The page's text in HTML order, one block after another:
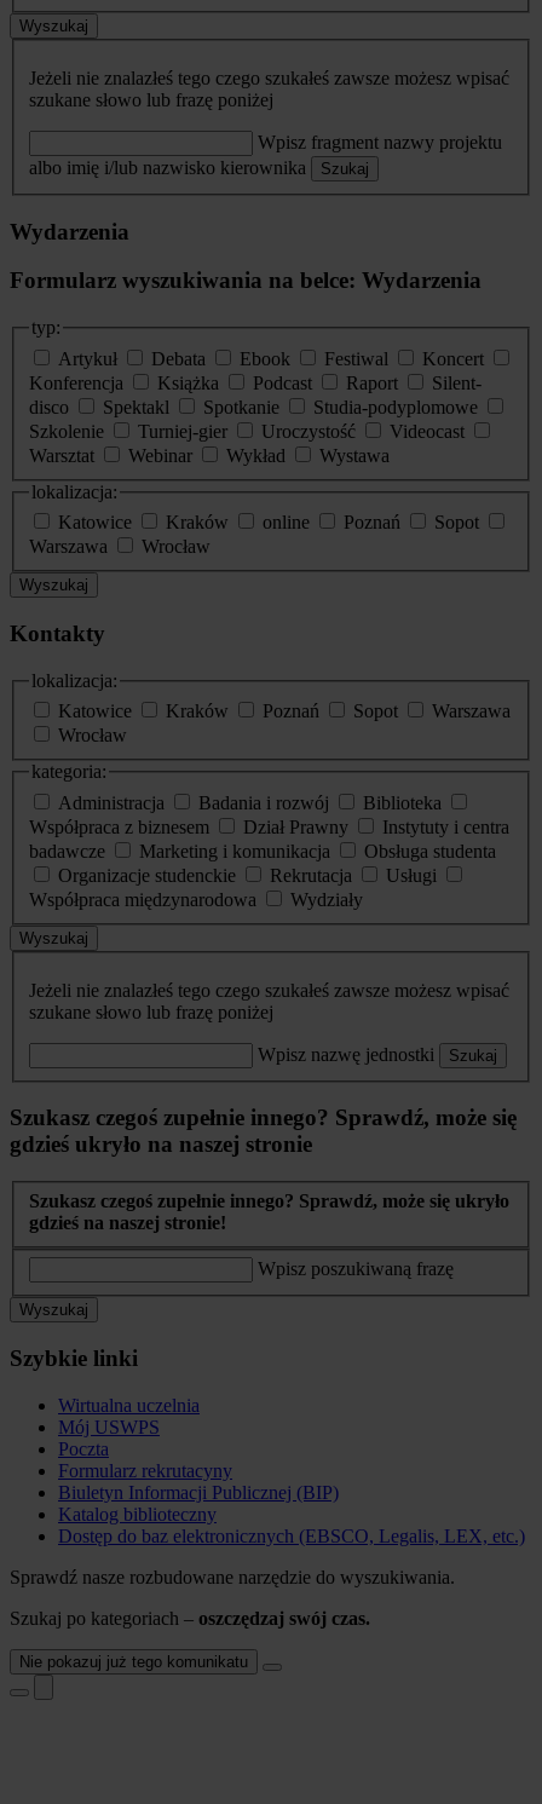
Wyszukaj
Jeżeli nie znalazłeś tego czego szukałeś zawsze możesz wpisać
szukane słowo lub frazę poniżej
Wpisz fragment nazwy projektu
albo imię i/lub nazwisko kierownika
Szukaj
Wydarzenia
Formularz wyszukiwania na belce: Wydarzenia
typ:
Artykuł
Debata Ebook Festiwal
Koncert
Konferencja
Książka Podcast Raport
Silent-
disco
Spektakl Spotkanie
Studia-podyplomowe
Szkolenie
Turniej-gier Uroczystość
Videocast
Warsztat
Webinar Wykład
Wystawa
lokalizacja:
Katowice
Kraków online Poznań
Sopot
Warszawa
Wrocław
Wyszukaj
Kontakty
lokalizacja:
Katowice
Kraków Poznań Sopot
Warszawa
Wrocław
kategoria:
Administracja
Badania i rozwój
Biblioteka
Współpraca z biznesem
Dział Prawny
Instytuty i centra
badawcze
Marketing i komunikacja
Obsługa studenta
Organizacje studenckie
Rekrutacja
Usługi
Współpraca międzynarodowa
Wydziały
Wyszukaj
Jeżeli nie znalazłeś tego czego szukałeś zawsze możesz wpisać
szukane słowo lub frazę poniżej
Wpisz nazwę jednostki Szukaj
Szukasz czegoś zupełnie innego? Sprawdź, może się
gdzieś ukryło na naszej stronie
Szukasz czegoś zupełnie innego? Sprawdź, może się ukryło
gdzieś na naszej stronie!
Wpisz poszukiwaną frazę
Wyszukaj
Szybkie linki
Wirtualna uczelnia
Mój USWPS
Poczta
Formularz rekrutacyny
Biuletyn Informacji Publicznej (BIP)
Katalog biblioteczny
Dostęp do baz elektronicznych (EBSCO, Legalis, LEX, etc.)
Sprawdź nasze rozbudowane narzędzie do wyszukiwania.
Szukaj po kategoriach – oszczędzaj swój czas.
Nie pokazuj już tego komunikatu